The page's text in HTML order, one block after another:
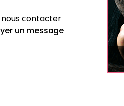
nous contacter
un message